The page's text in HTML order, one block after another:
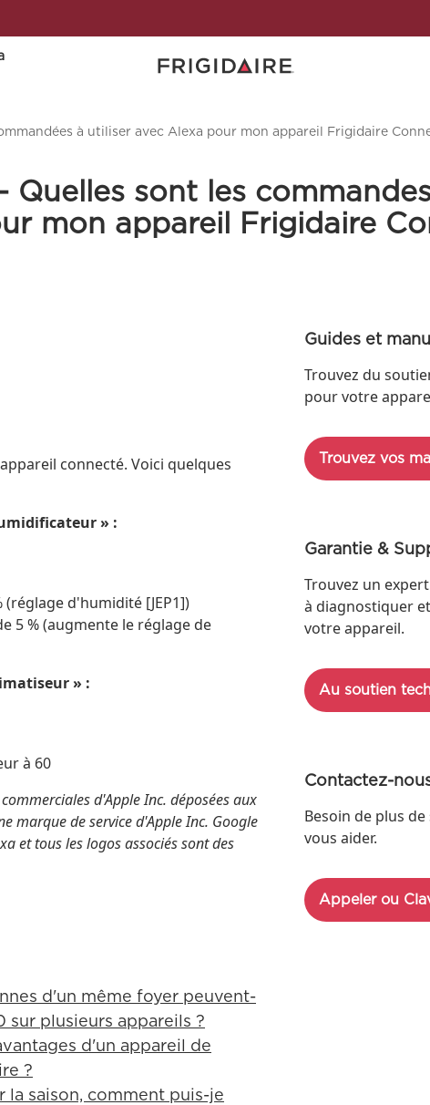
à utiliser avec Alexa pour mon appareil Frigidaire
Quelles sont les
mon appareil Frigidaire
connecté. Voici quelques
» :
d'humidité [JEP1])
5 % (augmente le réglage de
» :
à 60
d'Apple Inc. déposées aux
marque de service d'Apple Inc. Google
et tous les logos associés sont des
d'un même foyer peuvent-
plusieurs appareils ?
d'un appareil de
?
la saison, comment puis-je
Guides et
Trouvez du
pour votre
Trouvez vos
Garantie &
Trouvez un
à diagnostiquer
votre appareil.
Au soutien
Contactez-
Besoin de plus
vous aider.
Appeler ou